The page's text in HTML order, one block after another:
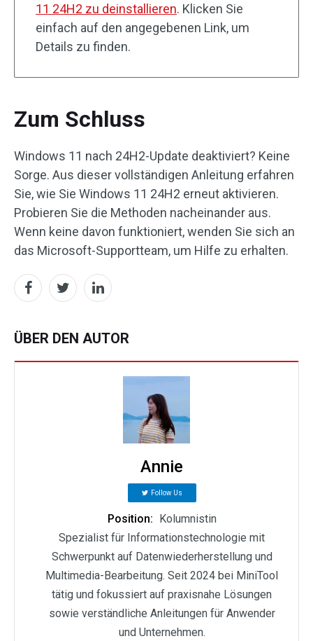
11 24H2 zu deinstallieren. Klicken Sie
einfach auf den angegebenen Link, um
Details zu finden.
Zum Schluss
Windows 11 nach 24H2-Update deaktiviert? Keine
Sorge. Aus dieser vollständigen Anleitung erfahren
Sie, wie Sie Windows 11 24H2 erneut aktivieren.
Probieren Sie die Methoden nacheinander aus.
Wenn keine davon funktioniert, wenden Sie sich an
das Microsoft-Supportteam, um Hilfe zu erhalten.
ÜBER DEN AUTOR
Annie
Follow Us
Position:
Kolumnistin
Spezialist für Informationstechnologie mit
Schwerpunkt auf Datenwiederherstellung und
Multimedia-Bearbeitung. Seit 2024 bei MiniTool
tätig und fokussiert auf praxisnahe Lösungen
sowie verständliche Anleitungen für Anwender
und Unternehmen.